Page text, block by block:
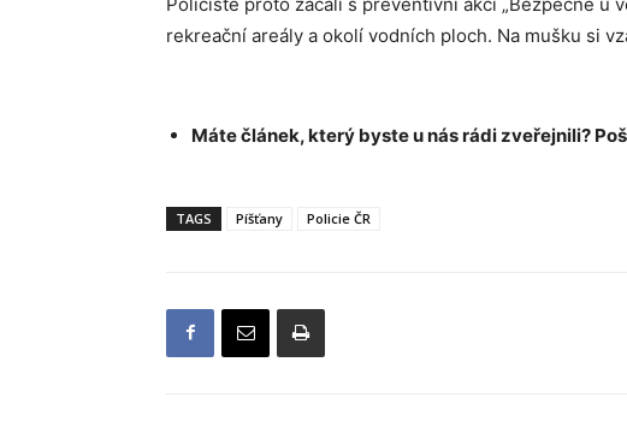
rekreační areály a okolí vodních ploch. Na mušku si
Máte článek, který byste u nás rádi zveřejnili?
TAGS Píšťany Policie ČR